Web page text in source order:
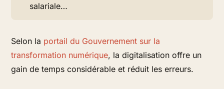
salariale…
Selon la portail du Gouvernement sur la
transformation numérique, la digitalisation offre un
gain de temps considérable et réduit les erreurs.